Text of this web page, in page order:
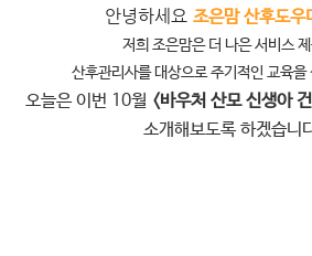
안녕하세요 조은맘 산후도우
저희 조은맘은 더 나은 서비스
산후관리사를 대상으로 주기적인 교육을
오늘은 이번 10월 <바우처 산모 신생아
소개해보도록 하겠습니